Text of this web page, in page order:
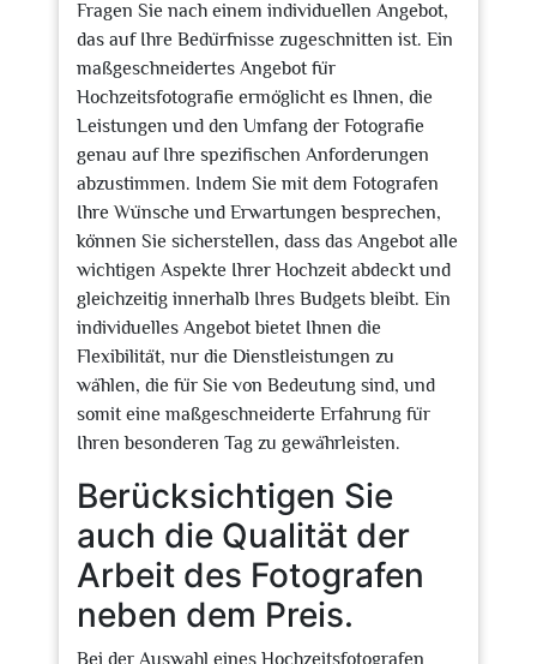
Fragen Sie nach einem individuellen Angebot,
das auf Ihre Bedürfnisse zugeschnitten ist. Ein
maßgeschneidertes Angebot für
Hochzeitsfotografie ermöglicht es Ihnen, die
Leistungen und den Umfang der Fotografie
genau auf Ihre spezifischen Anforderungen
abzustimmen. Indem Sie mit dem Fotografen
Ihre Wünsche und Erwartungen besprechen,
können Sie sicherstellen, dass das Angebot alle
wichtigen Aspekte Ihrer Hochzeit abdeckt und
gleichzeitig innerhalb Ihres Budgets bleibt. Ein
individuelles Angebot bietet Ihnen die
Flexibilität, nur die Dienstleistungen zu
wählen, die für Sie von Bedeutung sind, und
somit eine maßgeschneiderte Erfahrung für
Ihren besonderen Tag zu gewährleisten.
Berücksichtigen Sie
auch die Qualität der
Arbeit des Fotografen
neben dem Preis.
Bei der Auswahl eines Hochzeitsfotografen